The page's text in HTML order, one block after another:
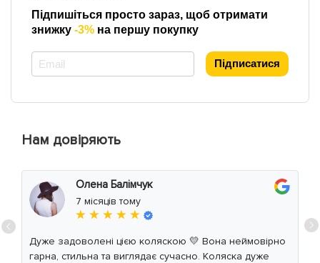
Підпишіться просто зараз, щоб отримати
знижку -3% на першу покупку
Підписатися
Нам довіряють
Олена Балімчук
7 місяців тому
★ ★ ★ ★ ★
Дуже задоволені цією коляскою 💛 Вона неймовірно
гарна, стильна та виглядає сучасно. Коляска дуже